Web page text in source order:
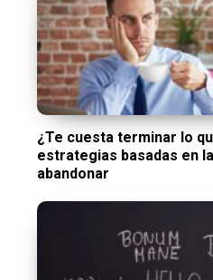
¿Te cuesta terminar lo
estrategias basadas en
abandonar